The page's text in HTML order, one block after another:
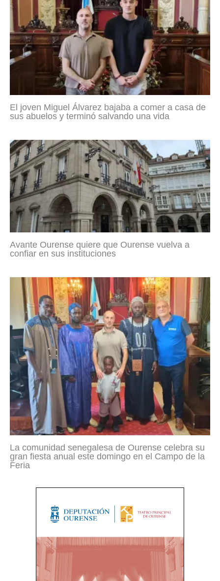
El joven Miguel Álvarez bajaba a comer a casa de
sus abuelos y terminó salvando una vida
Avante Ourense quiere que Ourense vuelva a
confiar en sus instituciones
La comunidad senegalesa de Ourense celebra su
gran fiesta anual este domingo en el Campo de la
Feria